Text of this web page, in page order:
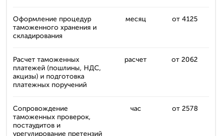
Оформление процедур
таможенного хранения и
складирования
месяц от 4125
Расчет таможенных
платежей (пошлины, НДС,
акцизы) и подготовка
платежных поручений
расчет от 2062
Сопровождение
таможенных проверок,
постаудитов и
урегулирование претензий
час от 2578